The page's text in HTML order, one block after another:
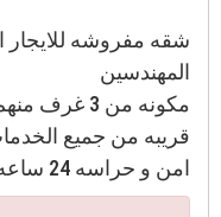
شقه مفروشه للايجار
المهندسين
مكونه من 3 غرف منهم غرفه ماستر و 3 حمام
قريبه من جميع
امن و حراسه 24 ساعه